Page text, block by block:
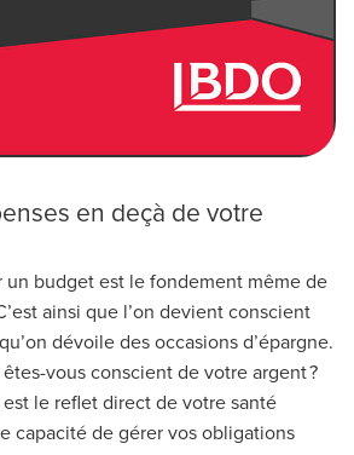
en deçà de votre
un budget est le fondement même de
ainsi que l’on devient conscient
dévoile des occasions d’épargne.
vous conscient de votre argent ?
le reflet direct de votre santé
capacité de gérer vos obligations